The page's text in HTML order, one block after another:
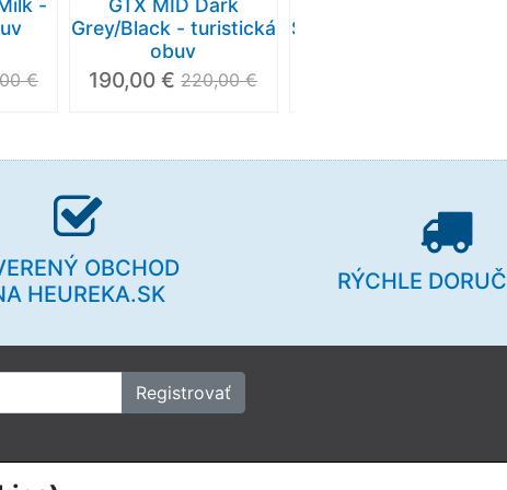
-
€
GTX MID Dark
Grey/Black - turistická
obuv
190,00 € 220,00 €
Slate - turistická obuv
OBCHOD
HEUREKA.SK
RÝCHLE
Registrovať